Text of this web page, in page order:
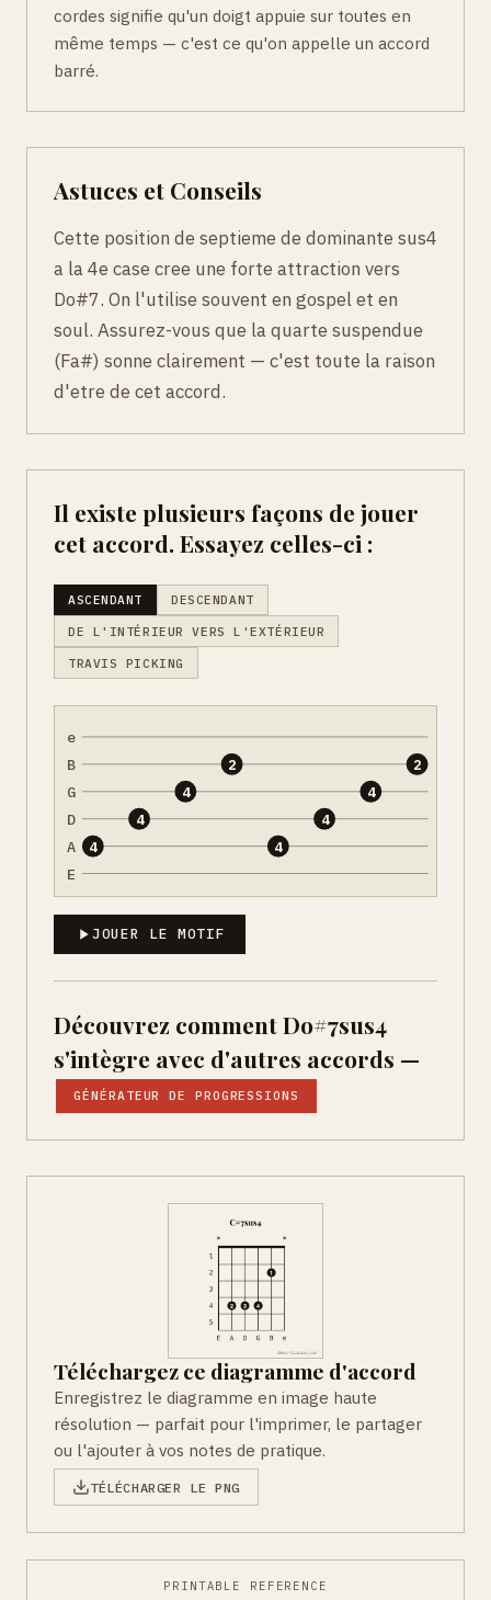
cordes signifie qu'un doigt appuie sur toutes en
même temps — c'est ce qu'on appelle un accord
barré.
Astuces et Conseils
Cette position de septieme de dominante sus4
a la 4e case cree une forte attraction vers
Do#7. On l'utilise souvent en gospel et en
soul. Assurez-vous que la quarte suspendue
(Fa#) sonne clairement — c'est toute la raison
d'etre de cet accord.
Il existe plusieurs façons de jouer
cet accord. Essayez celles-ci :
ASCENDANT DESCENDANT
DE L'INTÉRIEUR VERS L'EXTÉRIEUR
TRAVIS PICKING
e
B
G
D
A
E
4
4
4
2
4
4
4
2
JOUER LE MOTIF
Découvrez comment Do#7sus4
s'intègre avec d'autres accords —
GÉNÉRATEUR DE PROGRESSIONS
Téléchargez ce diagramme d'accord
Enregistrez le diagramme en image haute
résolution — parfait pour l'imprimer, le partager
ou l'ajouter à vos notes de pratique.
TÉLÉCHARGER LE PNG
PRINTABLE REFERENCE